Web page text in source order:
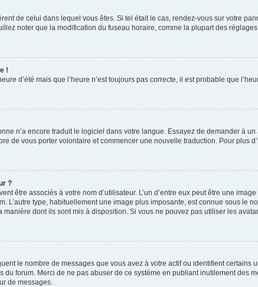
de celui dans lequel vous êtes. Si tel était le cas, rendez-vous sur votre
noter que la modification du fuseau horaire, comme la plupart des
!
d’été mais que l’heure n’est toujours pas correcte, il est probable que
n’a encore traduit le logiciel dans votre langue. Essayez de demander à
de vous porter volontaire et commencer une nouvelle traduction. Pour
?
être associés à votre nom d’utilisateur. L’un d’entre eux peut être une
L’autre type, habituellement une image plus imposante, est connue sous le
dont ils sont mis à disposition. Si vous ne pouvez pas utiliser les
le nombre de messages que vous avez à votre actif ou identifient
forum. Merci de ne pas abuser de ce système en publiant inutilement des
de messages.